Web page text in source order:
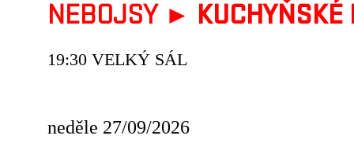
NEBOJSY ► KUCHYŇSKÉ
19:30 VELKÝ SÁL
neděle 27/09/2026